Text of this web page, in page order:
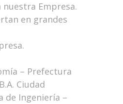
Empresa.
en grandes
– Prefectura
Ciudad
de Ingeniería –